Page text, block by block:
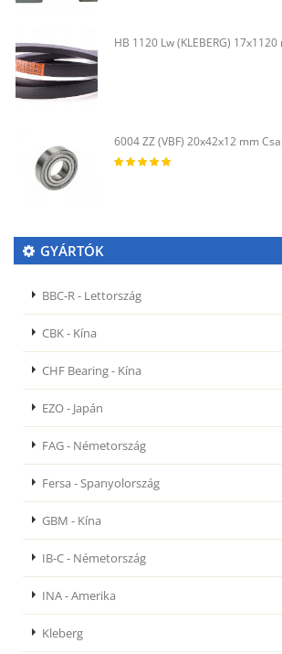
HB 1120 Lw (KLEBERG) 17x1120
6004 ZZ (VBF) 20x42x12 mm
GYÁRTÓK
BBC-R - Lettország
CBK - Kína
CHF Bearing - Kína
EZO - Japán
FAG - Németország
Fersa - Spanyolország
GBM - Kína
IB-C - Németország
INA - Amerika
Kleberg